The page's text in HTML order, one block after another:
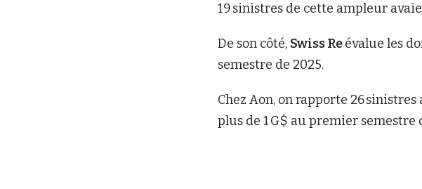
19 sinistres de cette ampleur
De son côté, Swiss Reévalue les
semestre de 2025.
Chez Aon, on rapporte 26
plus de 1 G$ au premier semestre